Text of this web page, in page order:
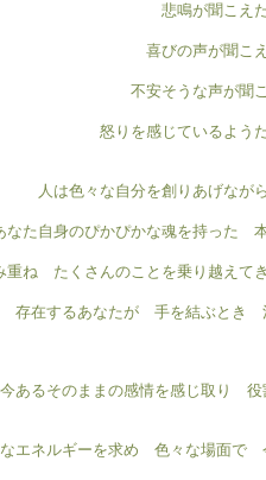
悲鳴が聞こえ
喜びの声が聞こ
不安そうな声が聞
怒りを感じているよう
人は色々な自分を創りあげな
なた自身のぴかぴかな魂を持っ
重ね たくさんのことを乗り越え
存在するあなたが 手を結ぶとき
あるそのままの感情を感じ取り
エネルギーを求め 色々な場面で